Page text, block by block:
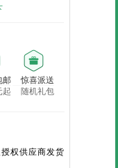
邮
起
惊喜派送
随机礼包
权供应商发货